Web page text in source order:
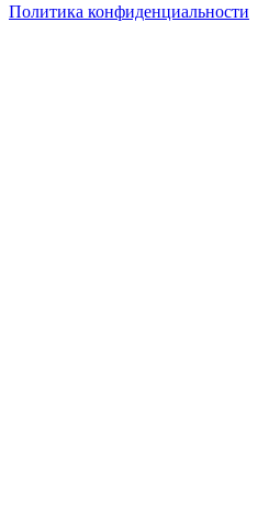
Политика конфиденциальности